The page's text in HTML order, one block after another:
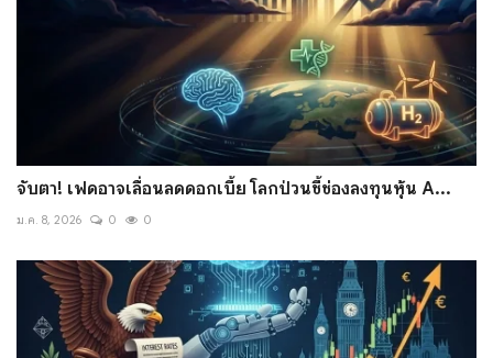
จับตา! เฟดอาจเลื่อนลดดอกเบี้ย โลกป่วนชี้ช่องลงทุนหุ้น A...
ม.ค. 8, 2026 0 0